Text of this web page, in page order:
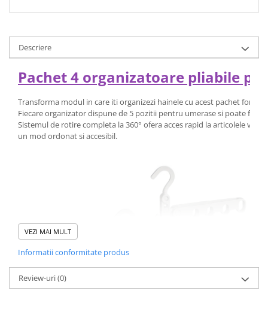
Descriere
Pachet 4 organizatoare pliabile
Transforma modul in care iti organizezi hainele cu acest pachet
Fiecare organizator dispune de 5 pozitii pentru umerase si poate fi
Sistemul de rotire completa la 360° ofera acces rapid la articolele
un mod ordonat si accesibil.
VEZI MAI MULT
Informatii conformitate produs
Review-uri(0)